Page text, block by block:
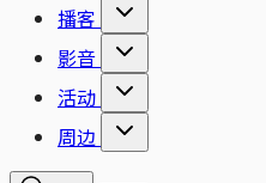
播客
影音
活动
周边